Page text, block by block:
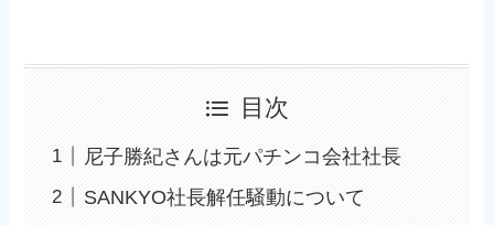
目次
尼子勝紀さんは元パチンコ会社社長
SANKYO社長解任騒動について